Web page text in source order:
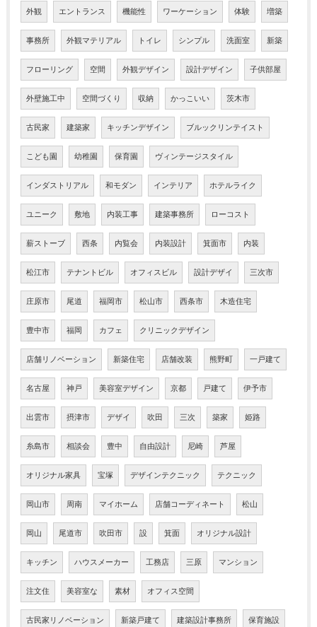
外観 エントランス 機能性 ワーケーション 体験 増築
事務所 外観マテリアル トイレ シンプル 洗面室 新築
フローリング 空間 外観デザイン 設計デザイン 子供部屋
外壁施工中 空間づくり 収納 かっこいい 茨木市
古民家 建築家 キッチンデザイン ブルックリンテイスト
こども園 幼稚園 保育園 ヴィンテージスタイル
インダストリアル 和モダン インテリア ホテルライク
ユニーク 敷地 内装工事 建築事務所 ローコスト
薪ストーブ 西条 内覧会 内装設計 箕面市 内装
松江市 テナントビル オフィスビル 設計デザイ 三次市
庄原市 尾道 福岡市 松山市 西条市 木造住宅
豊中市 福岡 カフェ クリニックデザイン
店舗リノベーション 新築住宅 店舗改装 熊野町 一戸建て
名古屋 神戸 美容室デザイン 京都 戸建て 伊予市
出雲市 摂津市 デザイ 吹田 三次 築家 姫路
糸島市 相談会 豊中 自由設計 尼崎 芦屋
オリジナル家具 宝塚 デザインテクニック テクニック
岡山市 周南 マイホーム 店舗コーディネート 松山
岡山 尾道市 吹田市 設 箕面 オリジナル設計
キッチン ハウスメーカー 工務店 三原 マンション
注文住 美容室な 素材 オフィス空間
古民家リノベーション 新築戸建て 建築設計事務所 保育施設